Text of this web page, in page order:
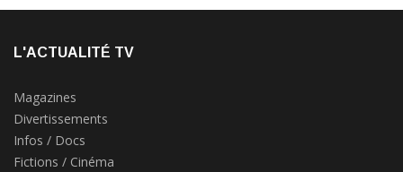
L'ACTUALITÉ TV
Magazines
Divertissements
Infos / Docs
Fictions / Cinéma